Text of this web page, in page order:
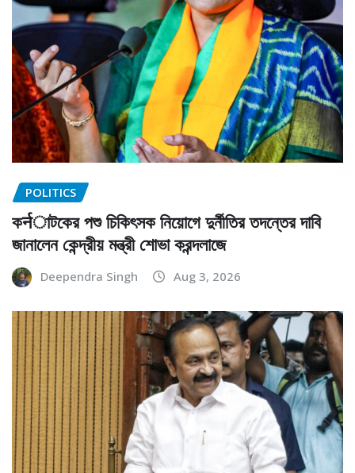
POLITICS
কर्नাটকের পশু চিকিৎসক নিয়োগে দুর্নীতির তদন্তের দাবি
জানালেন কেন্দ্রীয় মন্ত্রী শোভা করন্দলাজে
Deependra Singh Aug 3, 2026